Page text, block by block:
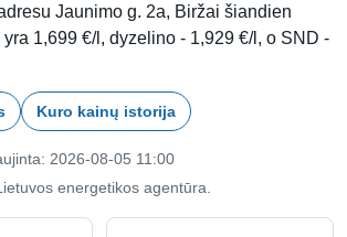
Jaunimo g. 2a, Biržai šiandien
1,699 €/l, dyzelino - 1,929 €/l, o SND -
Kuro kainų istorija
2026-08-05 11:00
energetikos agentūra.